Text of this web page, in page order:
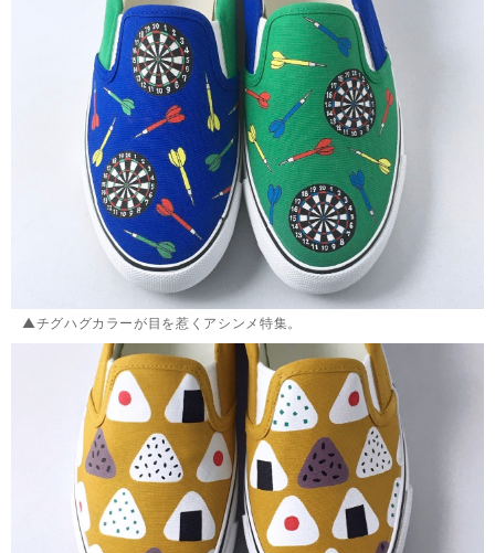
▲チグハグカラーが目を惹くアシンメ特集。